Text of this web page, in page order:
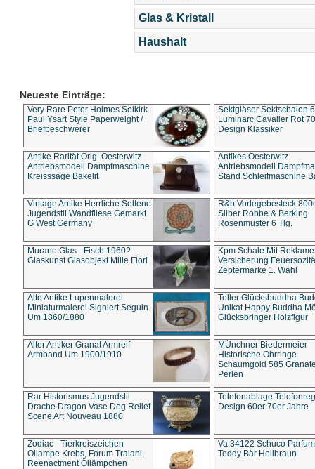
Glas & Kristall
Haushalt
Neueste Einträge:
Very Rare Peter Holmes Selkirk
Paul Ysart Style Paperweight /
Briefbeschwerer
Sektgläser Sektschalen
Luminarc Cavalier Rot
Design Klassiker
Antike Rarität Orig. Oesterwitz
Antriebsmodell Dampfmaschine
Kreisssäge Bakelit
Antikes Oesterwitz
Antriebsmodell
Stand Schleifmaschine
Vintage Antike Herrliche Seltene
Jugendstil Wandfliese Gemarkt
G West Germany
R&b Vorlegebesteck
Silber Robbe & Berking
Rosenmuster 6 Tlg.
Murano Glas - Fisch 1960?
Glaskunst Glasobjekt Mille Fiori
Kpm Schale Mit Reklame
Versicherung
Zeptermarke 1. Wahl
Alte Antike Lupenmalerei
Miniaturmalerei Signiert Seguin
Um 1860/1880
Toller Glücksbuddha
Unikat Happy Buddha
Glücksbringer Holzfigur
Alter Antiker Granat Armreif
Armband Um 1900/1910
MÜnchner Biedermeier
Historische Ohrringe
Schaumgold 585
Perlen
Rar Historismus Jugendstil
Drache Dragon Vase Dog Relief
Scene Art Nouveau 1880
Telefonablage
Design 60er 70er Jahre
Zodiac - Tierkreiszeichen
Öllampe Krebs, Forum Traiani,
Reenactment Öllämpchen
Va 34122 Schuco
Teddy Bär Hellbraun